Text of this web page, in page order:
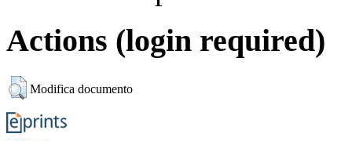
Actions (login required)
Modifica documento